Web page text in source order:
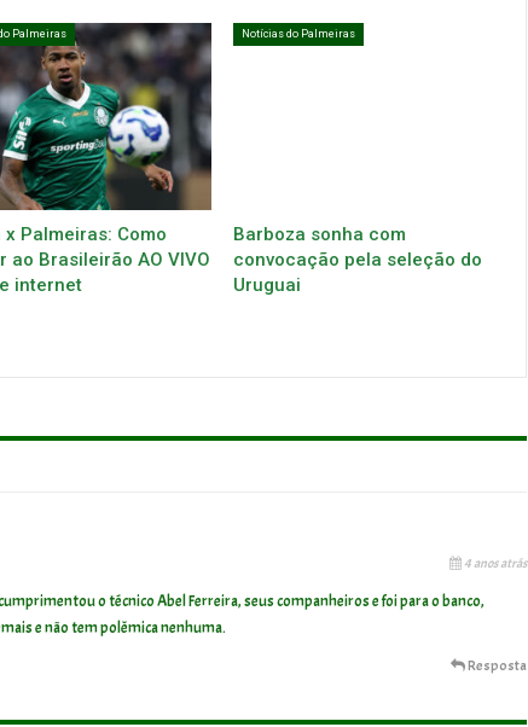
Palmeiras
Palmeiras: Como
ao Brasileirão AO VIVO
internet
Notícias do Palmeiras
Barboza sonha com
convocação pela seleção do
Uruguai
4 anos atrás
o técnico Abel Ferreira, seus companheiros e foi para o banco,
e não tem polêmica nenhuma.
Resposta